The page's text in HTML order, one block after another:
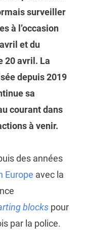
surveiller
à l’occasion
et du
20 avril. La
depuis 2019
sa
courant dans
à venir.
des années
Europe avec la
blockspour
par la police.